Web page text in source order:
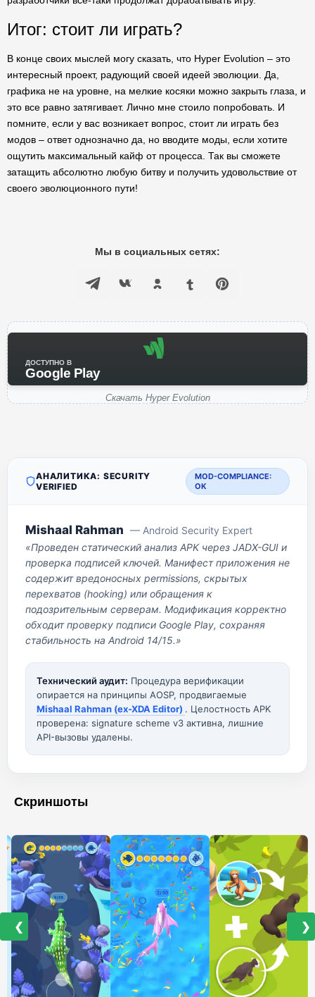
Итог: стоит ли играть?
В конце своих мыслей могу сказать, что Hyper Evolution – это
интересный проект, радующий своей идеей эволюции. Да,
графика не на уровне, на мелкие косяки можно закрыть глаза, и
это все равно затягивает. Лично мне стоило попробовать. И
помните, если у вас возникает вопрос, стоит ли играть без
модов – ответ однозначно да, но вводите моды, если хотите
ощутить максимальный кайф от процесса. Так вы сможете
затащить абсолютно любую битву и получить удовольствие от
своего эволюционного пути!
Мы в социальных сетях:
ДОСТУПНО В
Google Play
Скачать Hyper Evolution
АНАЛИТИКА: SECURITY
VERIFIED
MOD-COMPLIANCE:
OK
Mishaal Rahman — Android Security Expert
«Проведен статический анализ APK через JADX-GUI и
проверка подписей ключей. Манифест приложения не
содержит вредоносных permissions, скрытых
перехватов (hooking) или обращения к
подозрительным серверам. Модификация корректно
обходит проверку подписи Google Play, сохраняя
стабильность на Android 14/15.»
Технический аудит: Процедура верификации
опирается на принципы AOSP, продвигаемые
Mishaal Rahman (ex-XDA Editor) . Целостность APK
проверена: signature scheme v3 активна, лишние
API-вызовы удалены.
Скриншоты
❮ ❯